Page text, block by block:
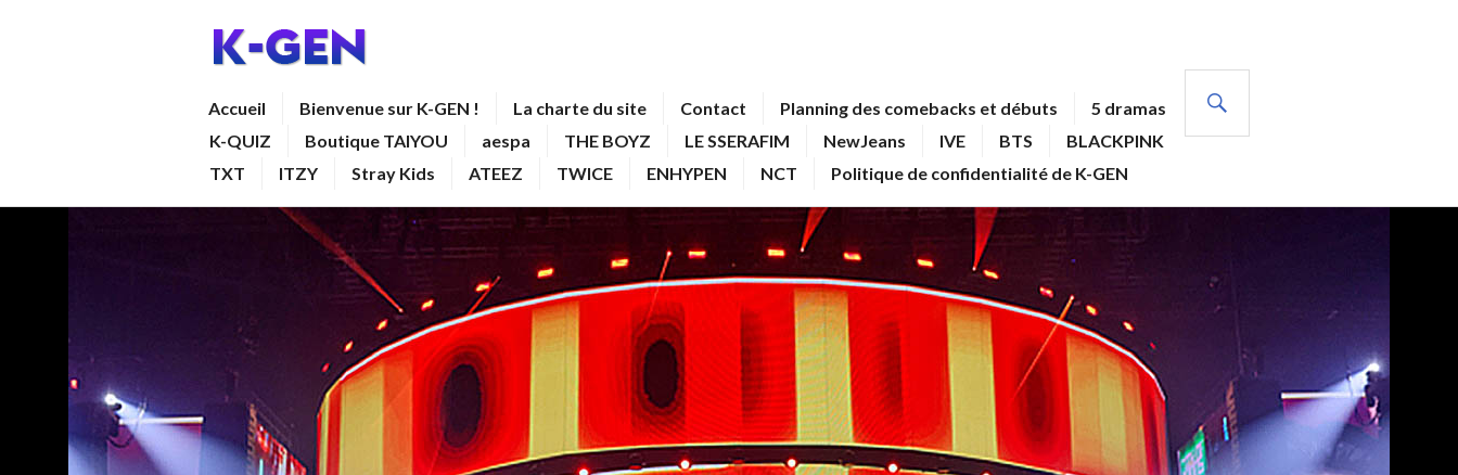
Accueil Bienvenue sur K-GEN ! La charte du site Contact Planning des comebacks et débuts
5 dramas
K-QUIZ
Boutique TAIYOU aespa THE BOYZ LE SSERAFIM NewJeans IVE BTS
BLACKPINK
TXT
ITZY Stray Kids ATEEZ TWICE ENHYPEN NCT Politique de confidentialité de K-GEN